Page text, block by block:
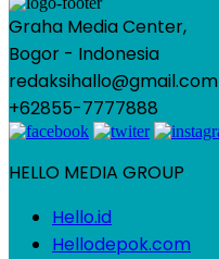
Graha Media Center,
Bogor - Indonesia
redaksihallo@gmail.com
+62855-7777888
HELLO MEDIA GROUP
Hello.id
Hellodepok.com